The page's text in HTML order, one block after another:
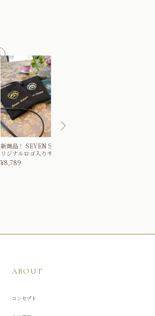
新商品！ SEVEN SISTERS オ
リジナルロゴ入りサコッシュ
¥8,789
ABOUT
コンセプト